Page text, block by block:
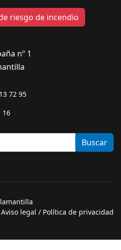
riesgo de incendio
nº 1
72 95
16
Buscar
Aviso legal / Política de privacidad